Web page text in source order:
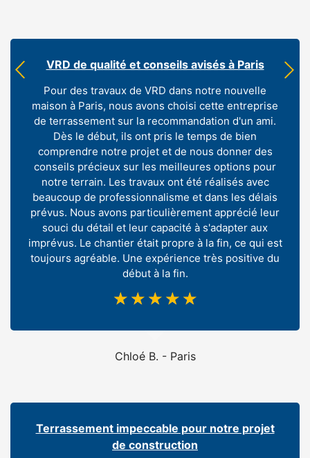
Chloé B. - Paris
VRD de qualité et conseils avisés à Paris
Pour des travaux de VRD dans notre nouvelle
maison à Paris, nous avons choisi cette entreprise
de terrassement sur la recommandation d'un ami.
Dès le début, ils ont pris le temps de bien
comprendre notre projet et de nous donner des
conseils précieux sur les meilleures options pour
notre terrain. Les travaux ont été réalisés avec
beaucoup de professionnalisme et dans les délais
prévus. Nous avons particulièrement apprécié leur
souci du détail et leur capacité à s'adapter aux
imprévus. Le chantier était propre à la fin, ce qui est
toujours agréable. Une expérience très positive du
début à la fin.
☆ ☆ ☆ ☆ ☆
Terrassement impeccable pour notre projet
de construction